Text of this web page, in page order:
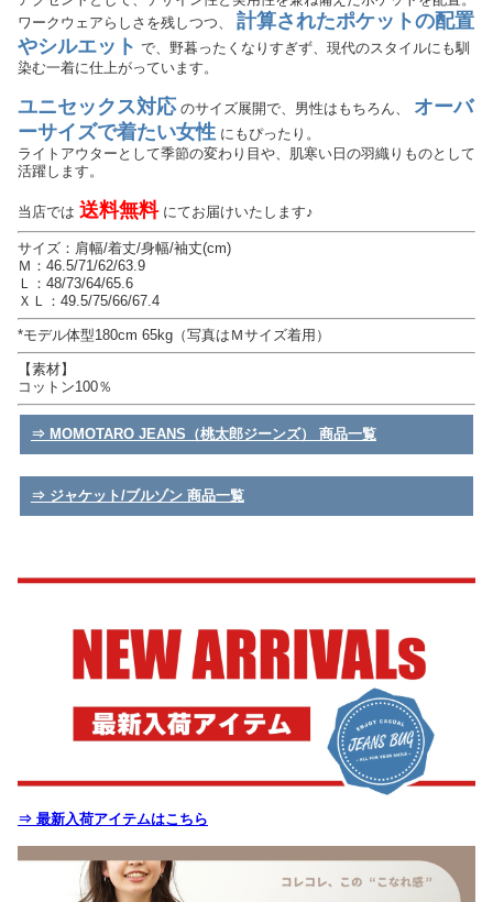
ワークウェアらしさを残しつつ、 計算されたポケットの配置
やシルエット で、野暮ったくなりすぎず、現代のスタイルにも馴
染む一着に仕上がっています。
ユニセックス対応のサイズ展開で、男性はもちろん、 オーバ
ーサイズで着たい女性 にもぴったり。
ライトアウターとして季節の変わり目や、肌寒い日の羽織りものとして
活躍します。
当店では 送料無料にてお届けいたします♪
サイズ：肩幅/着丈/身幅/袖丈(cm)
Ｍ：46.5/71/62/63.9
Ｌ：48/73/64/65.6
ＸＬ：49.5/75/66/67.4
*モデル体型180cm 65kg（写真はＭサイズ着用）
【素材】
コットン100％
⇒ MOMOTARO JEANS（桃太郎ジーンズ） 商品一覧
⇒ ジャケット/ブルゾン 商品一覧
⇒ 最新入荷アイテムはこちら